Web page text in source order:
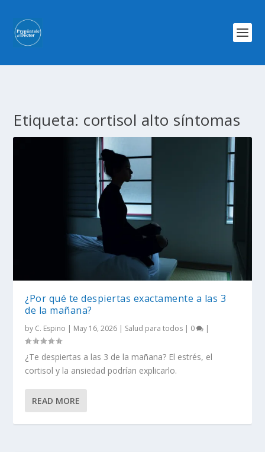
Etiqueta: cortisol alto síntomas
¿Por qué te despiertas exactamente a las 3
de la mañana?
by C. Espino | May 16, 2026 | Salud para todos | 0 |
¿Te despiertas a las 3 de la mañana? El estrés, el
cortisol y la ansiedad podrían explicarlo.
READ MORE